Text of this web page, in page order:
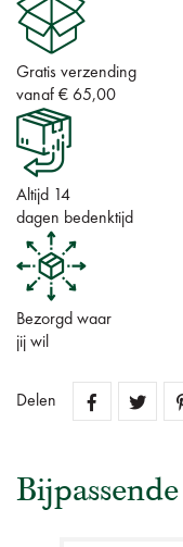
Gratis verzending
vanaf € 65,00
Altijd 14
dagen bedenktijd
Bezorgd waar
jij wil
Delen